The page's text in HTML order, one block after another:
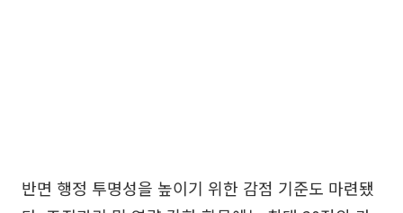
반면 행정 투명성을 높이기 위한 감점 기준도 마련됐